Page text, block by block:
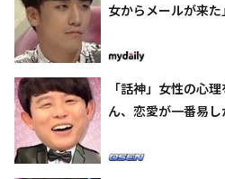
女からメールが来た」
「話神」女性の心
ん、恋愛が一番易